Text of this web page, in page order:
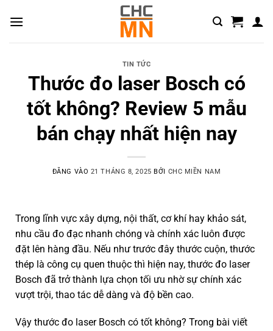
TIN TỨC
Thước đo laser Bosch có
tốt không? Review 5 mẫu
bán chạy nhất hiện nay
ĐĂNG VÀO 21 THÁNG 8, 2025 BỞI CHC MIỀN NAM
Trong lĩnh vực xây dựng, nội thất, cơ khí hay khảo sát,
nhu cầu đo đạc nhanh chóng và chính xác luôn được
đặt lên hàng đầu. Nếu như trước đây thước cuộn, thước
thép là công cụ quen thuộc thì hiện nay, thước đo laser
Bosch đã trở thành lựa chọn tối ưu nhờ sự chính xác
vượt trội, thao tác dễ dàng và độ bền cao.
Vậy thước đo laser Bosch có tốt không? Trong bài viết